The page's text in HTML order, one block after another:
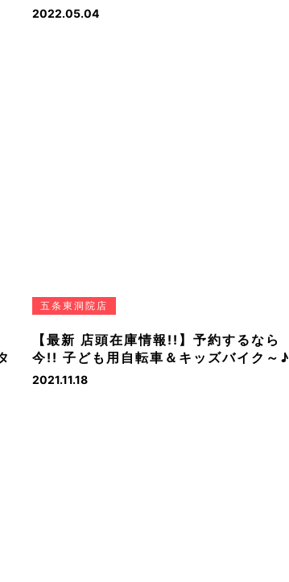
2022.05.04
五条東洞院店
【最新 店頭在庫情報!!】予約するなら
今!! 子ども用自転車＆キッズバイク～♪
2021.11.18